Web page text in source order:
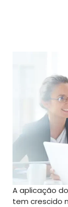
A aplicação
tem crescido